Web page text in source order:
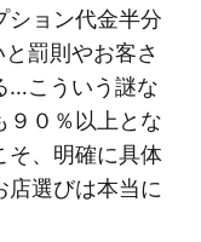
ション代金半分
罰則やお客さ
…こういう謎な
９０％以上とな
そ、明確に具体
店選びは本当に